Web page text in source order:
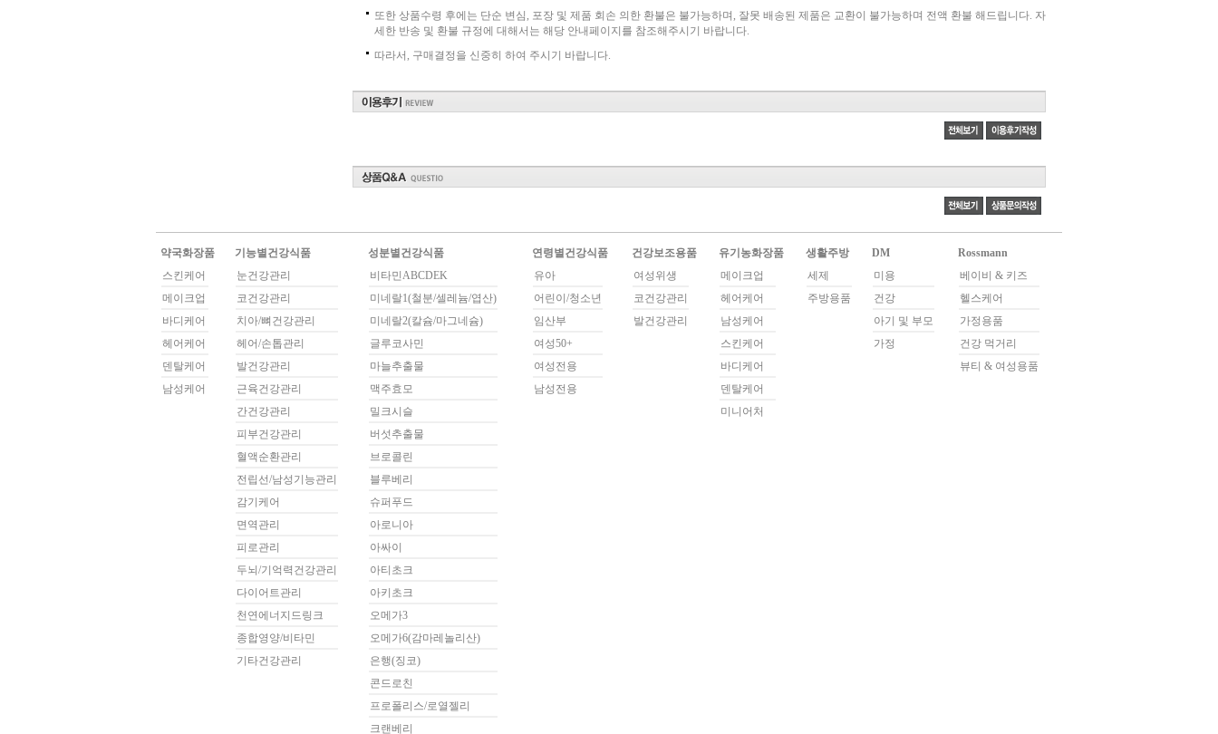
또한 상품수령 후에는 단순 변심, 포장 및 제품 회손 의한 환불은 불가능하며, 잘못 배송된 제품은 교환이 불가능하며 전액 환불 해드립니다. 자
세한 반송 및 환불 규정에 대해서는 해당 안내페이지를 참조해주시기 바랍니다.
따라서, 구매결정을 신중히 하여 주시기 바랍니다.
약국화장품
스킨케어
메이크업
바디케어
헤어케어
덴탈케어
남성케어
기능별건강식품
눈건강관리
코건강관리
치아/뼈건강관리
헤어/손톱관리
발건강관리
근육건강관리
간건강관리
피부건강관리
혈액순환관리
전립선/남성기능관리
감기케어
면역관리
피로관리
두뇌/기억력건강관리
다이어트관리
천연에너지드링크
종합영양/비타민
기타건강관리
성분별건강식품
비타민ABCDEK
미네랄1(철분/셀레늄/엽산)
미네랄2(칼슘/마그네슘)
글루코사민
마늘추출물
맥주효모
밀크시슬
버섯추출물
브로콜린
블루베리
슈퍼푸드
아로니아
아싸이
아티초크
아키초크
오메가3
오메가6(감마레놀리산)
은행(징코)
콘드로친
프로폴리스/로열젤리
크랜베리
연령별건강식품
유아
어린이/청소년
임산부
여성50+
여성전용
남성전용
건강보조용품
여성위생
코건강관리
발건강관리
유기농화장품
메이크업
헤어케어
남성케어
스킨케어
바디케어
덴탈케어
미니어처
생활주방
세제
주방용품
DM
미용
건강
아기 및 부모
가정
Rossmann
베이비 & 키즈
헬스케어
가정용품
건강 먹거리
뷰티 & 여성용품